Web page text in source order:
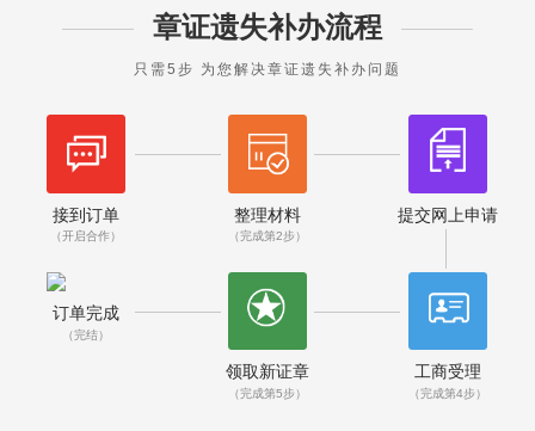
章证遗失补办流程
只需5步 为您解决章证遗失补办问题
接到订单
（开启合作）
整理材料
（完成第2步）
提交网上申请
工商受理
（完成第4步）
领取新证章
（完成第5步）
订单完成
（完结）